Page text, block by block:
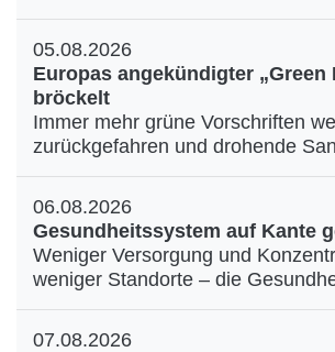
05.08.2026
Europas angekündigter „Green
bröckelt
Immer mehr grüne Vorschriften
zurückgefahren und drohende
06.08.2026
Gesundheitssystem auf Kante
Weniger Versorgung und
weniger Standorte – die
07.08.2026